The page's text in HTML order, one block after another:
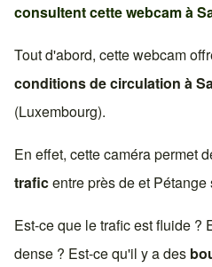
consultent cette webcam à
Tout d'abord, cette webcam
conditions de circulation à
(Luxembourg).
En effet, cette caméra permet
traficentre près de et Pétange
Est-ce que le trafic est fluide ?
dense ? Est-ce qu'il y a des